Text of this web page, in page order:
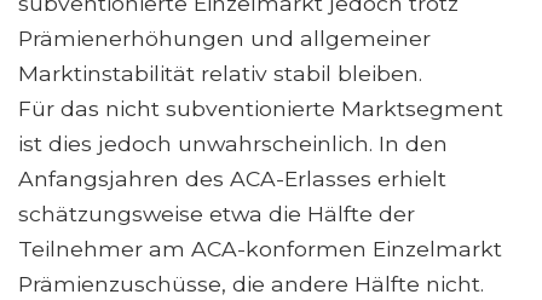
Prämienerhöhungen und allgemeiner
Marktinstabilität relativ stabil bleiben.
Für das nicht subventionierte Marktsegment
ist dies jedoch unwahrscheinlich. In den
Anfangsjahren des ACA-Erlasses erhielt
schätzungsweise etwa die Hälfte der
Teilnehmer am ACA-konformen Einzelmarkt
Prämienzuschüsse, die andere Hälfte nicht.